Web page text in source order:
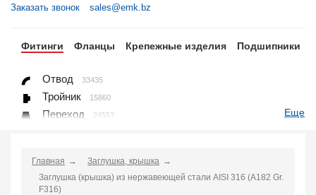
Заказать звонок sales@emk.bz
Фитинги Фланцы Крепежные изделия Подшипники
Отвод 33435
Тройник 15860
Переход 24553
Крестовина 361
Переходник понижающий
Еще
Главная
Заглушка, крышка
Заглушка (крышка) из нержавеющей стали AISI 316 (A182 Gr.
F316)